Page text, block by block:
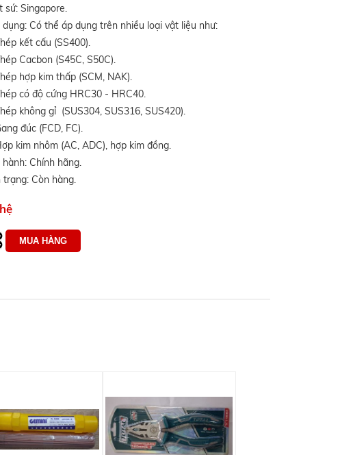
sứ: Singapore.
dụng: Có thể áp dụng trên nhiều loại vật liệu như:
kết cấu (SS400).
Cacbon (S45C, S50C).
hợp kim thấp (SCM, NAK).
có độ cứng HRC30 - HRC40.
không gỉ (SUS304, SUS316, SUS420).
đúc (FCD, FC).
kim nhôm (AC, ADC), hợp kim đồng.
Chính hãng.
trạng: Còn hàng.